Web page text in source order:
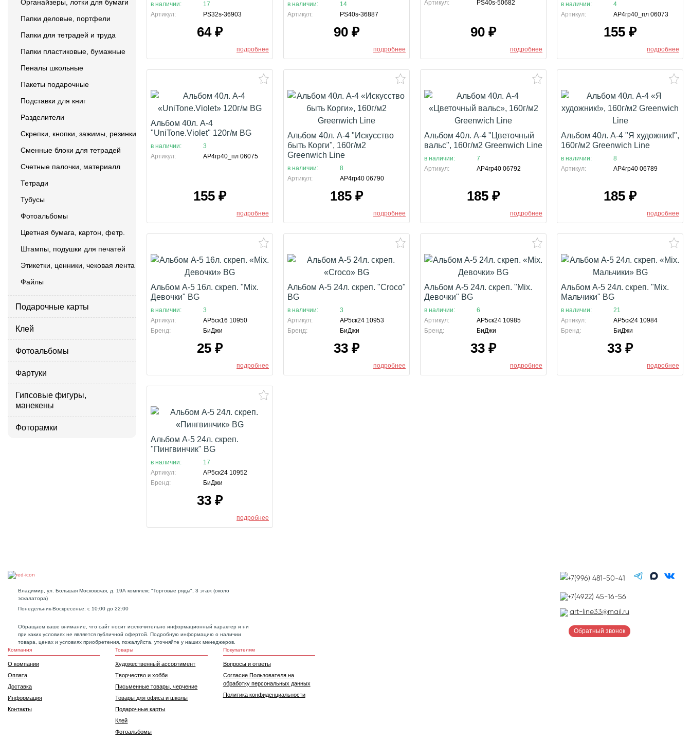
Органайзеры, лотки для бумаги
Папки деловые, портфели
Папки для тетрадей и труда
Папки пластиковые, бумажные
Пеналы школьные
Пакеты подарочные
Подставки для книг
Разделители
Скрепки, кнопки, зажимы, резинки
Сменные блоки для тетрадей
Счетные палочки, материалл
Тетради
Тубусы
Фотоальбомы
Цветная бумага, картон, фетр.
Штампы, подушки для печатей
Этикетки, ценники, чековая лента
Файлы
Подарочные карты
Клей
Фотоальбомы
Фартуки
Гипсовые фигуры,
манекены
Фоторамки
в наличии:
17
Артикул:
PS32s-36903
64 ₽
подробнее
в наличии:
14
Артикул:
PS40s-36887
90 ₽
подробнее
Артикул:
PS40s-50682
90 ₽
подробнее
в наличии:
4
Артикул:
АР4гр40_пл 06073
155 ₽
подробнее
Альбом 40л. А-4
"UniTone.Violet" 120г/м BG
в наличии:
3
Артикул:
АР4гр40_пл 06075
155 ₽
подробнее
Альбом 40л. А-4 "Искусство
быть Корги", 160г/м2
Greenwich Line
в наличии:
8
Артикул:
АР4гр40 06790
185 ₽
подробнее
Альбом 40л. А-4 "Цветочный
вальс", 160г/м2 Greenwich Line
в наличии:
7
Артикул:
АР4гр40 06792
185 ₽
подробнее
Альбом 40л. А-4 "Я художник!",
160г/м2 Greenwich Line
в наличии:
8
Артикул:
АР4гр40 06789
185 ₽
подробнее
Альбом А-5 16л. скреп. "Mix.
Девочки" BG
в наличии:
3
Артикул:
АР5ск16 10950
Бренд:
БиДжи
25 ₽
подробнее
Альбом А-5 24л. скреп. "Croco"
BG
в наличии:
3
Артикул:
АР5ск24 10953
Бренд:
БиДжи
33 ₽
подробнее
Альбом А-5 24л. скреп. "Mix.
Девочки" BG
в наличии:
6
Артикул:
АР5ск24 10985
Бренд:
БиДжи
33 ₽
подробнее
Альбом А-5 24л. скреп. "Mix.
Мальчики" BG
в наличии:
21
Артикул:
АР5ск24 10984
Бренд:
БиДжи
33 ₽
подробнее
Альбом А-5 24л. скреп.
"Пингвинчик" BG
в наличии:
17
Артикул:
АР5ск24 10952
Бренд:
БиДжи
33 ₽
подробнее
Владимир, ул. Большая Московская, д. 19А комплекс "Торговые ряды", 3 этаж (около
эскалатора)
Понедельник-Воскресенье: с 10:00 до 22:00
Обращаем ваше внимание, что сайт носит исключительно информационный характер и ни
при каких условиях не является публичной офертой. Подробную информацию о наличии
товара, ценах и условиях приобретения, пожалуйста, уточняйте у наших менеджеров.
Компания
О компании
Оплата
Доставка
Информация
Контакты
Товары
Художественный ассортимент
Творчество и хобби
Письменные товары, черчение
Товары для офиса и школы
Подарочные карты
Клей
Фотоальбомы
Покупателям
Вопросы и ответы
Согласие Пользователя на
обработку персональных данных
Политика конфиденциальности
+7(996) 481-50-41
+7(4922) 45-16-56
art-line33@mail.ru
Обратный звонок